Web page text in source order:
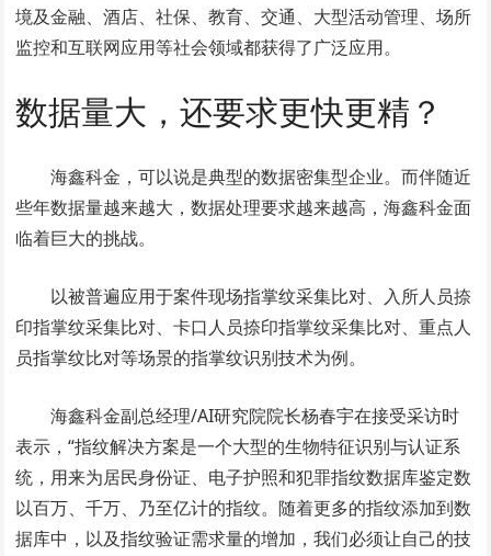
境及金融、酒店、社保、教育、交通、大型活动管理、场所
监控和互联网应用等社会领域都获得了广泛应用。
数据量大，还要求更快更精？
海鑫科金，可以说是典型的数据密集型企业。而伴随近
些年数据量越来越大，数据处理要求越来越高，海鑫科金面
临着巨大的挑战。
以被普遍应用于案件现场指掌纹采集比对、入所人员捺
印指掌纹采集比对、卡口人员捺印指掌纹采集比对、重点人
员指掌纹比对等场景的指掌纹识别技术为例。
海鑫科金副总经理/AI研究院院长杨春宇在接受采访时
表示，“指纹解决方案是一个大型的生物特征识别与认证系
统，用来为居民身份证、电子护照和犯罪指纹数据库鉴定数
以百万、千万、乃至亿计的指纹。随着更多的指纹添加到数
据库中，以及指纹验证需求量的增加，我们必须让自己的技